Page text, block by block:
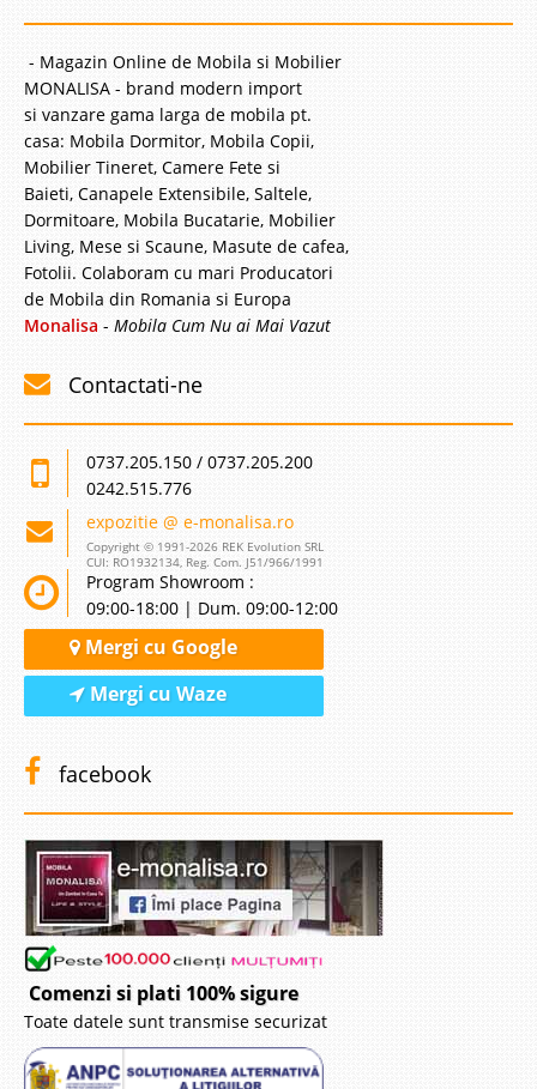
- Magazin Online de Mobila si Mobilier
MONALISA - brand modern import
si vanzare gama larga de mobila pt.
casa: Mobila Dormitor, Mobila Copii,
Mobilier Tineret, Camere Fete si
Baieti, Canapele Extensibile, Saltele,
Dormitoare, Mobila Bucatarie, Mobilier
Living, Mese si Scaune, Masute de cafea,
Fotolii. Colaboram cu mari Producatori
de Mobila din Romania si Europa
Monalisa - Mobila Cum Nu ai Mai Vazut
Contactati-ne
0737.205.150 / 0737.205.200
0242.515.776
expozitie @ e-monalisa.ro
Copyright © 1991-2026 REK Evolution SRL
CUI: RO1932134, Reg. Com. J51/966/1991
Program Showroom :
09:00-18:00 | Dum. 09:00-12:00
Mergi cu Google
Mergi cu Waze
facebook
Comenzi si plati 100% sigure
Toate datele sunt transmise securizat